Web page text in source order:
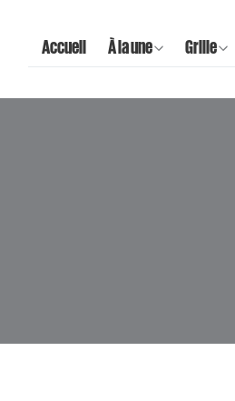
Accueil À la une Grille